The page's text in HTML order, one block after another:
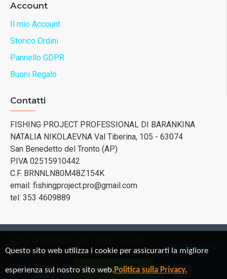
Account
Il mio Account
Storico Ordini
Pannello GDPR
Buoni Regalo
Contatti
FISHING PROJECT PROFESSIONAL DI BARANKINA
NATALIA NIKOLAEVNA Val Tiberina, 105 - 63074
San Benedetto del Tronto (AP)
P.IVA 02515910442
C.F. BRNNLN80M48Z154K
email: fishingproject.pro@gmail.com
tel: 353 4609889
Fishing Project Professional - webmaster:
mathsolutions
Questo sito web utilizza i cookie per assicurarti la migliore
esperienza sul nostro sito web. Politica sulla Privacy.
FILTER PRODUCTS